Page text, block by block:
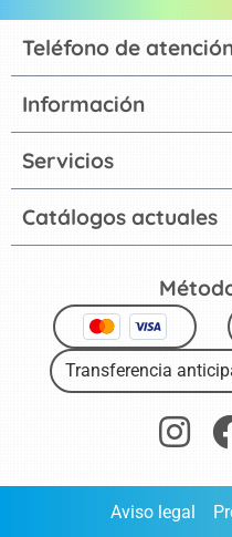
Catálogos actuales
Teléfono de
Información
Servicios
Transferencia
Aviso legal